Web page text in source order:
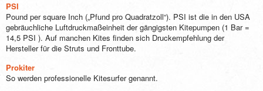
PSI
Pound per square Inch („Pfund pro Quadratzoll“). PSI ist die in den USA
gebräuchliche Luftdruckmaßeinheit der gängigsten Kitepumpen (1 Bar =
14,5 PSI ). Auf manchen Kites finden sich Druckempfehlung der
Hersteller für die Struts und Fronttube.
Prokiter
So werden professionelle Kitesurfer genannt.